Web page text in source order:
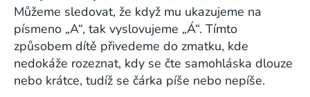
Můžeme sledovat, že když mu ukazujeme na
písmeno „A“, tak vyslovujeme „Á“. Tímto
způsobem dítě přivedeme do zmatku, kde
nedokáže rozeznat, kdy se čte samohláska dlouze
nebo krátce, tudíž se čárka píše nebo nepíše.